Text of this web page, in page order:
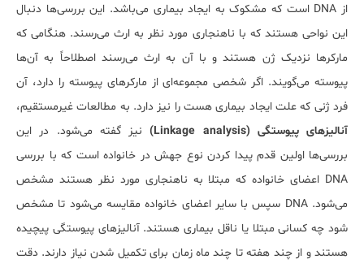
از DNA است که مشکوک به ایجاد بیماری می‌باشد. این بررسی‌ها دنبال
این نواحی هستند که با ناهنجاری مورد نظر به ارث می‌رسند. هنگامی که
مارکرها نزدیک ژن هستند و با آن به ارث می‌رسند اصطلاحاً به آن‌ها
پیوسته می‌گویند. اگر شخصی مجموعه‌ای از مارکرهای پیوسته را دارد، آن
فرد ژنی که علت ایجاد بیماری هست را نیز دارد. به مطالعات غیرمستقیم،
آنالیزهای پیوستگی(Linkage analysis)
نیز گفته می‌شود. در این
بررسی‌ها اولین قدم پیدا کردن نوع جهش در خانواده است که با بررسی
DNA اعضای خانواده که مبتلا به ناهنجاری مورد نظر هستند مشخص
می‌شود. DNA سپس با سایر اعضای خانواده مقایسه می‌شود تا مشخص
شود چه کسانی مبتلا یا ناقل بیماری هستند. آنالیزهای پیوستگی پیچیده
هستند و از چند هفته تا چند ماه زمان برای تکمیل شدن نیاز دارند. دقت